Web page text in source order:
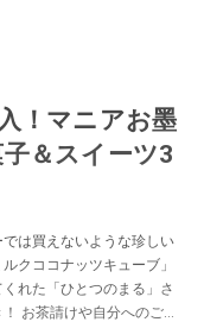
！マニアお墨
＆スイーツ3
は買えないような珍しい
クココナッツキューブ」
れた「ひとつのまる」さ
お茶請けや自分へのご褒